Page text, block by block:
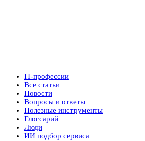
IT-профессии
Все статьи
Новости
Вопросы и ответы
Полезные инструменты
Глоссарий
Люди
ИИ подбор сервиса